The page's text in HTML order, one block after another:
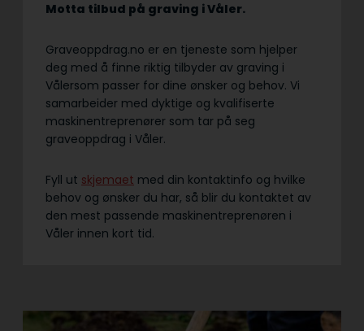
Motta tilbud på graving i Våler.
Graveoppdrag.no er en tjeneste som hjelper
deg med å finne riktig tilbyder av graving i
Vålersom passer for dine ønsker og behov. Vi
samarbeider med dyktige og kvalifiserte
maskinentreprenører som tar på seg
graveoppdrag i Våler.
Fyll ut skjemaet med din kontaktinfo og hvilke
behov og ønsker du har, så blir du kontaktet av
den mest passende maskinentreprenøren i
Våler innen kort tid.